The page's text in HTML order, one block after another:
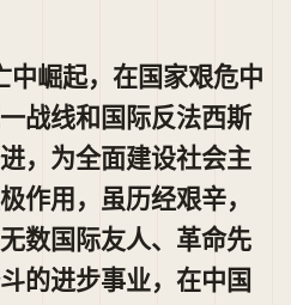
崛起，在国家艰危中
战线和国际反法西斯
，为全面建设社会主
作用，虽历经艰辛，
数国际友人、革命先
的进步事业，在中国